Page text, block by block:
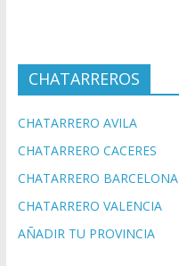
CHATARREROS
CHATARRERO AVILA
CHATARRERO CACERES
CHATARRERO BARCELONA
CHATARRERO VALENCIA
AÑADIR TU PROVINCIA